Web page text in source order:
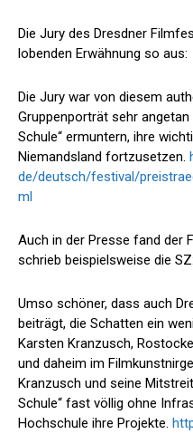
Die Jury des Dresdner
lobenden Erwähnung so aus:
Die Jury war von diesem
Gruppenporträt sehr
Schule“ ermuntern, ihre
Niemandsland fortzusetzen.
de/deutsch/festival/
ml
Auch in der Presse fand der
schrieb beispielsweise die SZ:
Umso schöner, dass auch
beiträgt, die Schatten ein
Karsten Kranzusch,
und daheim im
Kranzusch und seine
Schule“ fast völlig ohne
Hochschule ihre Projekte.